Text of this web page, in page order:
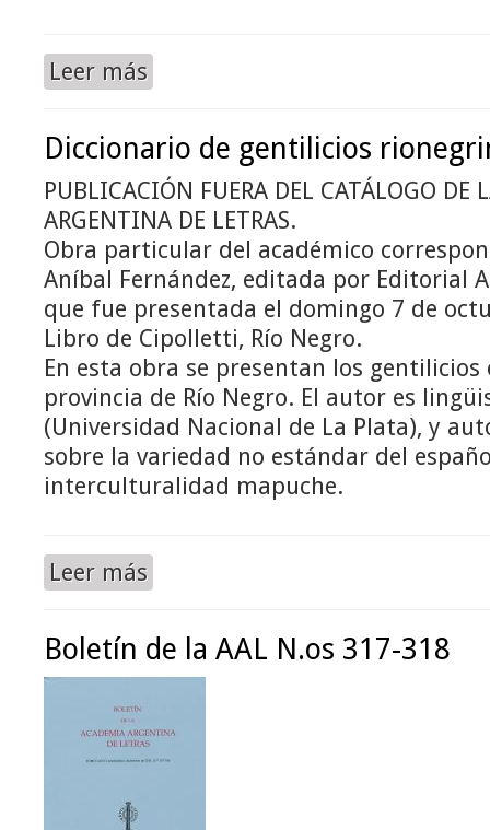
Leer más
Diccionario de gentilicios
PUBLICACIÓN FUERA DEL CATÁLOGO DE
ARGENTINA DE LETRAS.
Obra particular del académico
Aníbal Fernández, editada por Editorial
que fue presentada el domingo 7 de
Libro de Cipolletti, Río Negro.
En esta obra se presentan los gentilicios
provincia de Río Negro. El autor es
(Universidad Nacional de La Plata), y
sobre la variedad no estándar del
interculturalidad mapuche.
Leer más
Boletín de la AAL N.os 317-318